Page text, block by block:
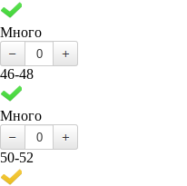
Много
46-48
Много
50-52